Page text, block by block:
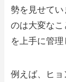
勢を見せて
のは大変な
を上手に管理
例えば、ヒ